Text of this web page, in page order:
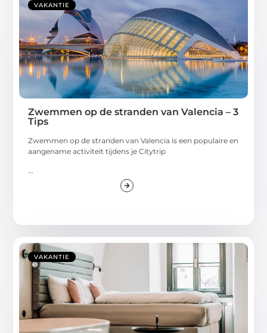
VAKANTIE
Zwemmen op de stranden van Valencia – 3
Tips
Zwemmen op de stranden van Valencia is een populaire en
aangename activiteit tijdens je Citytrip
...
VAKANTIE